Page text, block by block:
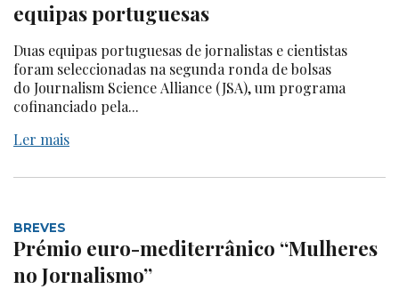
equipas portuguesas
Duas equipas portuguesas de jornalistas e cientistas
foram seleccionadas na segunda ronda de bolsas
do Journalism Science Alliance (JSA), um programa
cofinanciado pela...
Ler mais
BREVES
Prémio euro-mediterrânico “Mulheres
no Jornalismo”